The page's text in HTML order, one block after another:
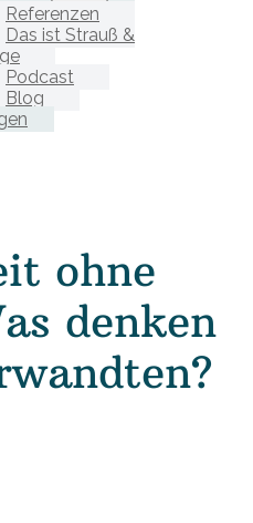
Referenzen
Das ist Strauß &
Podcast
Blog
ohne
denken